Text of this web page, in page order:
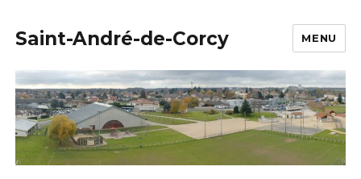
Saint-André-de-Corcy MENU